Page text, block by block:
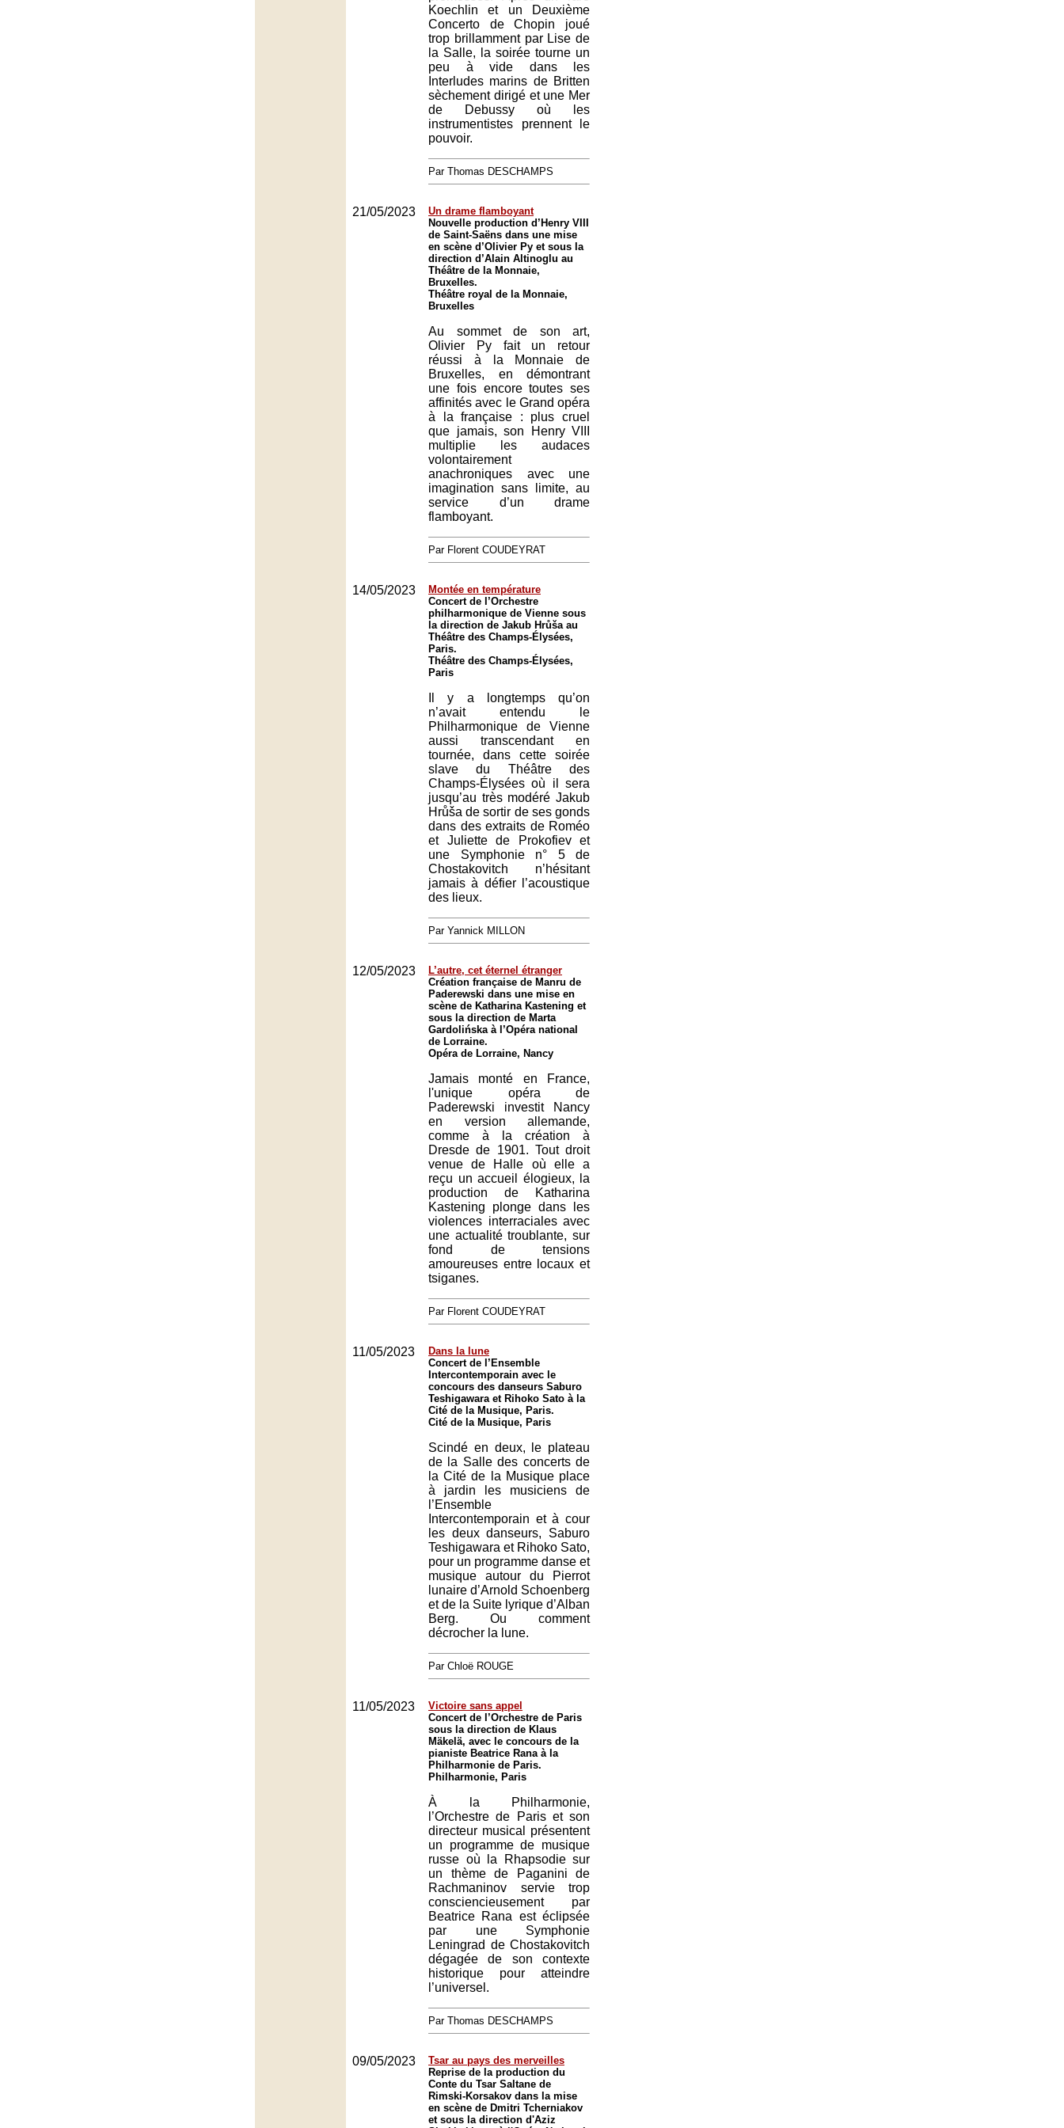
Koechlin et un Deuxième
Concerto de Chopin joué
trop brillamment par Lise de
la Salle, la soirée tourne un
peu à vide dans les
Interludes marins de Britten
sèchement dirigé et une Mer
de Debussy où les
instrumentistes prennent le
pouvoir.
Par Thomas DESCHAMPS
21/05/2023
Un drame flamboyant
Nouvelle production d’Henry VIII
de Saint-Saëns dans une mise
en scène d’Olivier Py et sous la
direction d’Alain Altinoglu au
Théâtre de la Monnaie,
Bruxelles.
Théâtre royal de la Monnaie,
Bruxelles
Au sommet de son art,
Olivier Py fait un retour
réussi à la Monnaie de
Bruxelles, en démontrant
une fois encore toutes ses
affinités avec le Grand opéra
à la française : plus cruel
que jamais, son Henry VIII
multiplie les audaces
volontairement
anachroniques avec une
imagination sans limite, au
service d’un drame
flamboyant.
Par Florent COUDEYRAT
14/05/2023
Montée en température
Concert de l’Orchestre
philharmonique de Vienne sous
la direction de Jakub Hrůša au
Théâtre des Champs-Élysées,
Paris.
Théâtre des Champs-Élysées,
Paris
Il y a longtemps qu’on
n’avait entendu le
Philharmonique de Vienne
aussi transcendant en
tournée, dans cette soirée
slave du Théâtre des
Champs-Élysées où il sera
jusqu’au très modéré Jakub
Hrůša de sortir de ses gonds
dans des extraits de Roméo
et Juliette de Prokofiev et
une Symphonie n° 5 de
Chostakovitch n’hésitant
jamais à défier l’acoustique
des lieux.
Par Yannick MILLON
12/05/2023
L’autre, cet éternel étranger
Création française de Manru de
Paderewski dans une mise en
scène de Katharina Kastening et
sous la direction de Marta
Gardolińska à l’Opéra national
de Lorraine.
Opéra de Lorraine, Nancy
Jamais monté en France,
l'unique opéra de
Paderewski investit Nancy
en version allemande,
comme à la création à
Dresde de 1901. Tout droit
venue de Halle où elle a
reçu un accueil élogieux, la
production de Katharina
Kastening plonge dans les
violences interraciales avec
une actualité troublante, sur
fond de tensions
amoureuses entre locaux et
tsiganes.
Par Florent COUDEYRAT
11/05/2023
Dans la lune
Concert de l’Ensemble
Intercontemporain avec le
concours des danseurs Saburo
Teshigawara et Rihoko Sato à la
Cité de la Musique, Paris.
Cité de la Musique, Paris
Scindé en deux, le plateau
de la Salle des concerts de
la Cité de la Musique place
à jardin les musiciens de
l’Ensemble
Intercontemporain et à cour
les deux danseurs, Saburo
Teshigawara et Rihoko Sato,
pour un programme danse et
musique autour du Pierrot
lunaire d’Arnold Schoenberg
et de la Suite lyrique d’Alban
Berg. Ou comment
décrocher la lune.
Par Chloë ROUGE
11/05/2023
Victoire sans appel
Concert de l’Orchestre de Paris
sous la direction de Klaus
Mäkelä, avec le concours de la
pianiste Beatrice Rana à la
Philharmonie de Paris.
Philharmonie, Paris
À la Philharmonie,
l’Orchestre de Paris et son
directeur musical présentent
un programme de musique
russe où la Rhapsodie sur
un thème de Paganini de
Rachmaninov servie trop
consciencieusement par
Beatrice Rana est éclipsée
par une Symphonie
Leningrad de Chostakovitch
dégagée de son contexte
historique pour atteindre
l’universel.
Par Thomas DESCHAMPS
09/05/2023
Tsar au pays des merveilles
Reprise de la production du
Conte du Tsar Saltane de
Rimski-Korsakov dans la mise
en scène de Dmitri Tcherniakov
et sous la direction d'Aziz